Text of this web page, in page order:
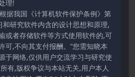
理!
据我国《计算机软件保护条例》第
和研究软件内含的设计思想和原理,
或者存储软件等方式使用软件的,可
可,不向其支付报酬。”您需知晓本
于网络,仅供用户交流学习与研究使
有,版权争议与本站无关,用户本人